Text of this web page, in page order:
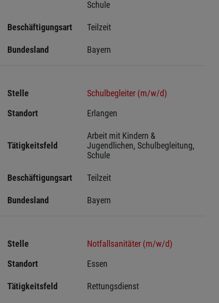
Schule
Beschäftigungsart Teilzeit
Bundesland Bayern
Stelle
Schulbegleiter (m/w/d)
Standort
Erlangen
Tätigkeitsfeld
Arbeit mit Kindern &
Jugendlichen, Schulbegleitung,
Schule
Beschäftigungsart Teilzeit
Bundesland Bayern
Stelle
Notfallsanitäter (m/w/d)
Standort
Essen
Tätigkeitsfeld Rettungsdienst